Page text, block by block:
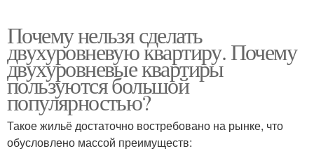
Почему нельзя сделать
двухуровневую квартиру. Почему
двухуровневые квартиры
пользуются большой
популярностью?
Такое жильё достаточно востребовано на рынке, что
обусловлено массой преимуществ: